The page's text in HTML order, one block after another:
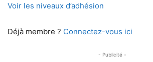
Voir les niveaux d’adhésion
Déjà membre ? Connectez-vous ici
- Publicité -